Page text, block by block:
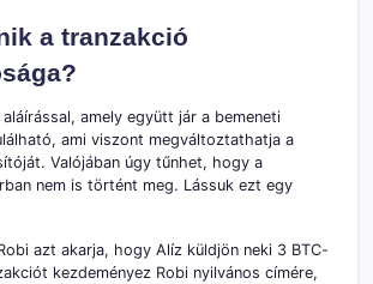
a tranzakció
amely együtt jár a bemeneti
ami viszont megváltoztathatja a
Valójában úgy tűnhet, hogy a
nem is történt meg. Lássuk ezt egy
azt akarja, hogy Alíz küldjön neki 3 BTC-
kezdeményez Robi nyilvános címére,